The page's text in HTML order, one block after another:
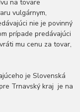
na tovare
vulgárnym,
nie je povinný
prípade predávajúci
mu cenu za tovar,
je Slovenská
Trnavský kraj je na